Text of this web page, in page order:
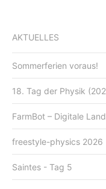
AKTUELLES
Sommerferien voraus!
18. Tag der Physik
FarmBot – Digitale
freestyle-physics 2026
Saintes - Tag 5